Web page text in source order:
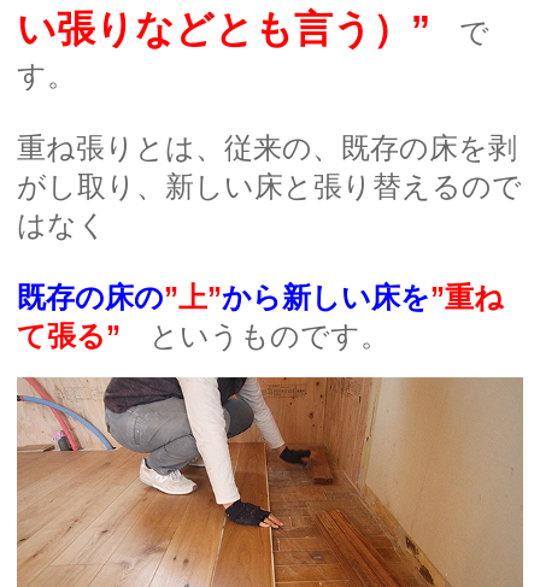
い張りなどとも言う）” で
す。
重ね張りとは、従来の、既存の床を剥
がし取り、新しい床と張り替えるので
はなく
既存の床の”上”から新しい床を”重ね
て張る” というものです。